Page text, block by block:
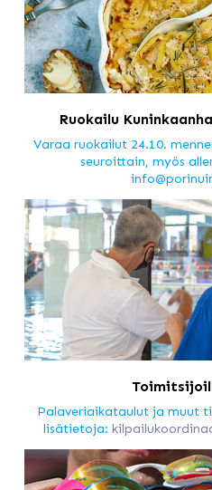
Ruokailu
Varaa ruokailut 24.10.
seuroittain, myös
Palaveriaikataulut ja muut
lisätietoja: